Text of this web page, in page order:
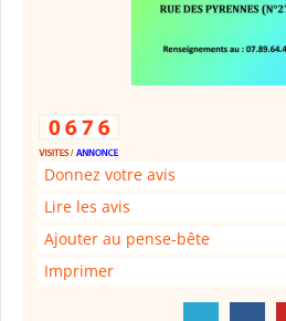
Donnez votre avis
Lire les avis
Ajouter au pense-bête
Imprimer